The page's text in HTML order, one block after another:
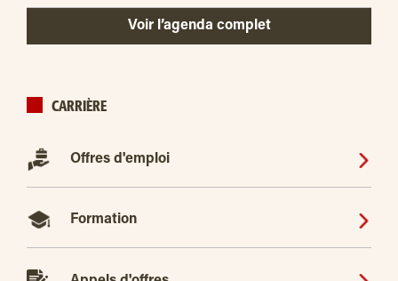
Voir l’agenda complet
CARRIÈRE
Offres d'emploi
Formation